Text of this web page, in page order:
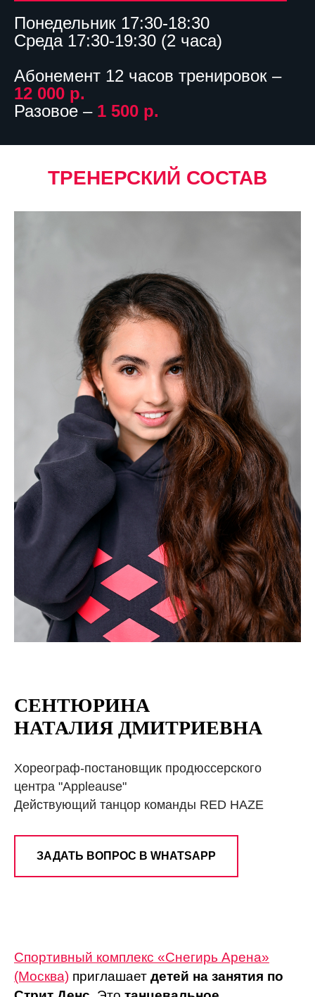
Понедельник 17:30-18:30
Среда 17:30-19:30 (2 часа)
Абонемент 12 часов тренировок –
12 000 р.
Разовое – 1 500 р.
ТРЕНЕРСКИЙ СОСТАВ
СЕНТЮРИНА
НАТАЛИЯ ДМИТРИЕВНА
Хореограф-постановщик продюссерского
центра "Appleause"
Действующий танцор команды RED HAZE
ЗАДАТЬ ВОПРОС В WHATSAPP
Спортивный комплекс «Снегирь Арена»
(Москва) приглашает детей на занятия по